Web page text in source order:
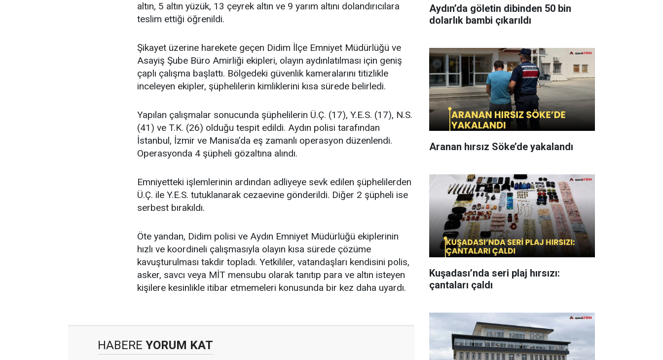
altın, 5 altın yüzük, 13 çeyrek altın ve 9 yarım altını dolandırıcılara
teslim ettiği öğrenildi.
Şikayet üzerine harekete geçen Didim İlçe Emniyet Müdürlüğü ve
Asayiş Şube Büro Amirliği ekipleri, olayın aydınlatılması için geniş
çaplı çalışma başlattı. Bölgedeki güvenlik kameralarını titizlikle
inceleyen ekipler, şüphelilerin kimliklerini kısa sürede belirledi.
Yapılan çalışmalar sonucunda şüphelilerin Ü.Ç. (17), Y.E.S. (17), N.S.
(41) ve T.K. (26) olduğu tespit edildi. Aydın polisi tarafından
İstanbul, İzmir ve Manisa’da eş zamanlı operasyon düzenlendi.
Operasyonda 4 şüpheli gözaltına alındı.
Emniyetteki işlemlerinin ardından adliyeye sevk edilen şüphelilerden
Ü.Ç. ile Y.E.S. tutuklanarak cezaevine gönderildi. Diğer 2 şüpheli ise
serbest bırakıldı.
Öte yandan, Didim polisi ve Aydın Emniyet Müdürlüğü ekiplerinin
hızlı ve koordineli çalışmasıyla olayın kısa sürede çözüme
kavuşturulması takdir topladı. Yetkililer, vatandaşları kendisini polis,
asker, savcı veya MİT mensubu olarak tanıtıp para ve altın isteyen
kişilere kesinlikle itibar etmemeleri konusunda bir kez daha uyardı.
HABERE YORUM KAT
Aydın’da göletin dibinden 50 bin
dolarlık bambi çıkarıldı
Aranan hırsız Söke’de yakalandı
Kuşadası’nda seri plaj hırsızı:
çantaları çaldı